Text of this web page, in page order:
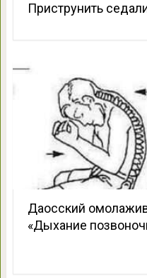
Приструнить
Даосский
«Дыхание